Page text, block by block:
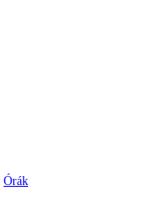
Órák